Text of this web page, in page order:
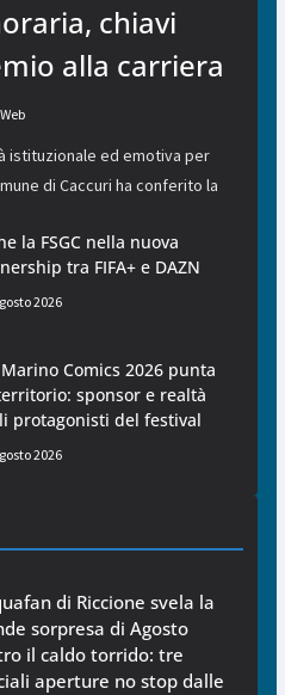
chiavi
alla carriera
istituzionale ed emotiva per
di Caccuri ha conferito la
la FSGC nella nuova
tra FIFA+ e DAZN
2026
Comics 2026 punta
sponsor e realtà
protagonisti del festival
2026
di Riccione svela la
sorpresa di Agosto
il caldo torrido: tre
aperture no stop dalle